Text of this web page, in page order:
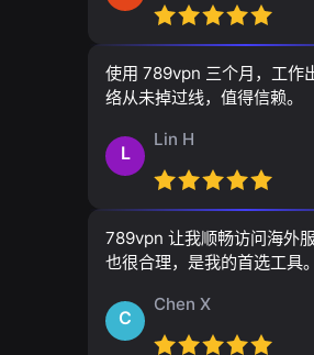
使用 789vpn 三个月，工作
络从未掉过线，值得信赖。
L
Lin H
789vpn 让我顺畅访问海外
也很合理，是我的首选工具。
C
Chen X